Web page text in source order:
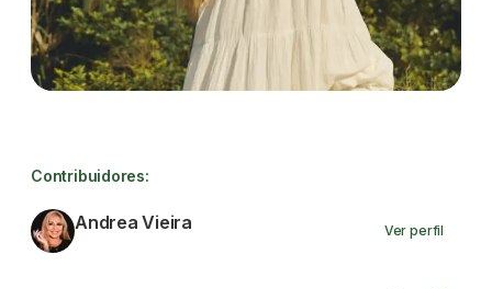
Contribuidores:
Andrea Vieira Ver perfil